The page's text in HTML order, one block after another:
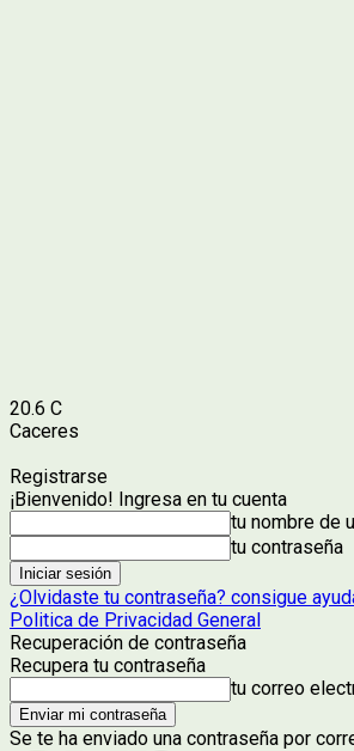
20.6 C
Caceres
Registrarse
¡Bienvenido! Ingresa en tu cuenta
tu nombre de
tu contraseña
¿Olvidaste tu contraseña? consigue
Politica de Privacidad General
Recuperación de contraseña
Recupera tu contraseña
tu correo
Se te ha enviado una contraseña por